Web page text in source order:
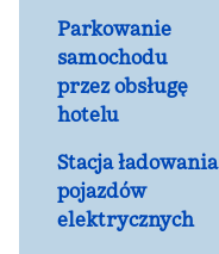
Parkowanie
samochodu
przez obsługę
hotelu
Stacja ładowania
pojazdów
elektrycznych